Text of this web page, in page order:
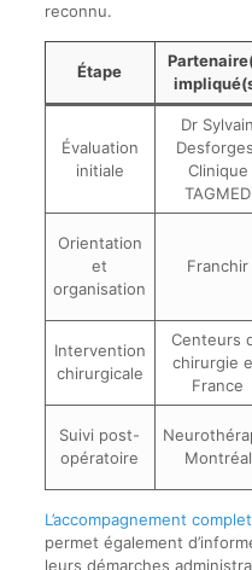
reconnu.
Étape
Évaluation
initiale
Dr Sylvain
Clinique
TAGMED
Orientation
et
organisation
Franchir
Intervention
chirurgicale
Centeurs
chirurgie
France
Suivi post-
opératoire
Montréal
L’accompagnement
permet également
leurs démarches